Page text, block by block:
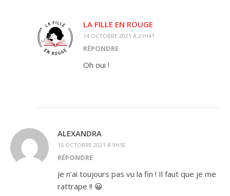
LA FILLE EN ROUGE
14 OCTOBRE 2021 À 21H41
RÉPONDRE
Oh oui !
ALEXANDRA
15 OCTOBRE 2021 À 9H50
RÉPONDRE
Je n’ai toujours pas vu la fin ! Il faut que je me
rattrape !! 😀